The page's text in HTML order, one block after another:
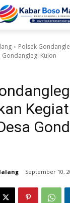
Polsek
Gondanglegi Kulon
September 10,